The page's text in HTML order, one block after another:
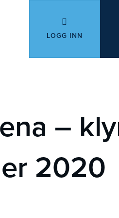
LOGG INN
–
2020